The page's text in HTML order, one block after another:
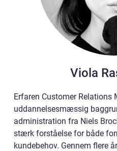
Viola
Erfaren Customer Relations
uddannelsesmæssig
administration fra Niels
stærk forståelse for både
kundebehov. Gennem flere